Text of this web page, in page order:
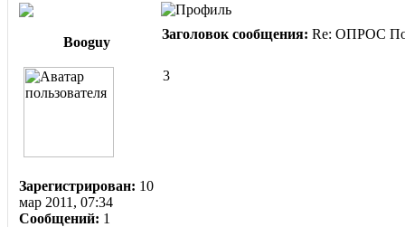
Booguy
Заголовок сообщения: Re: ОПРОС
Зарегистрирован: 10
мар 2011, 07:34
Сообщений: 1
3